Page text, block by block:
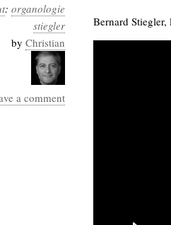
: organologie
stiegler
by Christian
a comment
Bernard Stiegler,